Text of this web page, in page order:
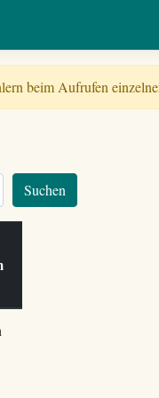
beim Aufrufen
Suchen